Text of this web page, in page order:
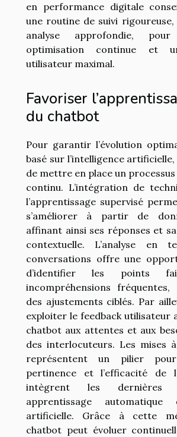
en performance digitale
une routine de suivi rigoureuse,
analyse approfondie,
optimisation continue et
utilisateur maximal.
Favoriser
du chatbot
Pour garantir l’évolution
basé sur l’intelligence
de mettre en place un
continu. L’intégration de
l’apprentissage supervisé
s’améliorer à partir de
affinant ainsi ses réponses et
contextuelle. L’analyse en
conversations offre une
d’identifier les points
incompréhensions
des ajustements ciblés. Par
exploiter le feedback utilisateur
chatbot aux attentes et aux
des interlocuteurs. Les mises
représentent un pilier
pertinence et l’efficacité de
intègrent les dernières
apprentissage
artificielle. Grâce à cette
chatbot peut évoluer